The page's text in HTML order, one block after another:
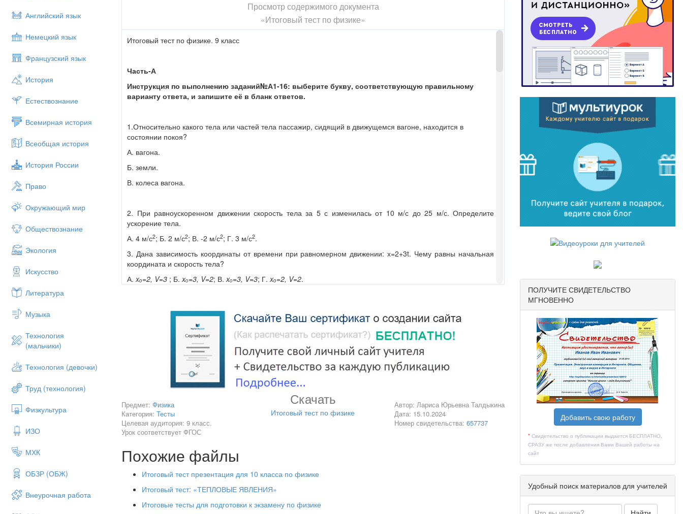
Английский язык
Немецкий язык
Французский язык
История
Естествознание
Всемирная история
Всеобщая история
История России
Право
Окружающий мир
Обществознание
Экология
Искусство
Литература
Музыка
Технология
(мальчики)
Технология (девочки)
Труд (технология)
Физкультура
ИЗО
МХК
ОБЗР (ОБЖ)
Внеурочная работа
Просмотр содержимого документа
«Итоговый тест по физике»
Итоговый тест по физике. 9 класс
Часть-А
Инструкция по выполнению заданий№А1-16: выберите букву, соответствующую правильному
варианту ответа, и запишите её в бланк ответов.
1.Относительно какого тела или частей тела пассажир, сидящий в движущемся вагоне, находится в
состоянии покоя?
А. вагона.
Б. земли.
В. колеса вагона.
2. При равноускоренном движении скорость тела за 5 с изменилась от 10 м/с до 25 м/с. Определите
ускорение тела.
А. 4 м/с2; Б. 2 м/с2; В. -2 м/с2; Г. 3 м/с2.
3. Дана зависимость координаты от времени при равномерном движении: х=2+3t. Чему равны начальная
координата и скорость тела?
А.xₒ=2, V=3 ; Б.xₒ=3, V=2; В.xₒ=3, V=3; Г.xₒ=2, V=2.
А. ускорения – 4;
Б. ускорения – 1;
В. ускорения – 2;
Г. ускорения – 3.
5. Под действием силы 10Н тело движется с ускорением 5м/с2 . Какова масса тела ?
А. 2кг. Б. 0,5 кг.
В. 50 кг. Г. 100кг.
6. Земля притягивает к себе подброшенный мяч силой 3 Н. С какой силой этот мяч притягивает к себе
Землю?
7. Какая из приведенных формул выражает второй закон Ньютона?
А.
; Б. ; В. ; Г.
Предмет: Физика
Категория: Тесты
Целевая аудитория: 9 класс.
Урок соответствует ФГОС
Скачать
Итоговый тест по физике
Автор: Лариса Юрьевна Талдыкина
Дата: 15.10.2024
Номер свидетельства: 657737
Похожие файлы
Итоговый тест презентация для 10 класса по физике
Итоговый тест: «ТЕПЛОВЫЕ ЯВЛЕНИЯ»
Итоговые тесты для подготовки к экзамену по физике
ПОЛУЧИТЕ СВИДЕТЕЛЬСТВО
МГНОВЕННО
Добавить свою работу
* Свидетельство о публикации выдается БЕСПЛАТНО,
СРАЗУ же после добавления Вами Вашей работы на
сайт
Удобный поиск материалов для учителей